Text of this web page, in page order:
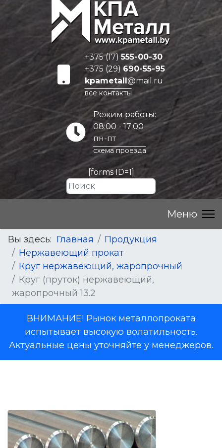
+375 (17)555-00-30
+375 (29) 690-55-95
kpametall@mail.ru
все контакты
Режим работы:
08:00 - 17:00
пн-пт
схема проезда
[forms ID=1]
Вы здесь: Главная
Продукция
Нержавеющий прокат
Круг нержавеющий, жаропрочный
Круг (пруток) нержавеющий,
жаропрочный 13.2
ВНИМАНИЕ! Рынок металлопроката
испытывает высокую волатильность.
Актуальные цены уточняйте у менеджеров.